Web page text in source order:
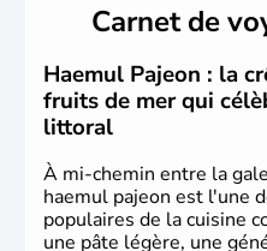
christianisme et le
principales religions. Ce
Corée du Nord. Les Jeux
1988, de même que la
2002, en collaboration avec
Carnet de
Haemul Pajeon : la
fruits de mer qui
littoral
À mi-chemin entre la
haemul pajeon est l'une
populaires de la cuisine
une pâte légère, une